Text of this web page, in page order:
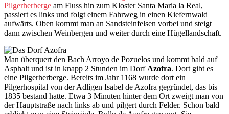
Pilgerherberge am Fluss hin zum Kloster Santa Maria la Real,
passiert es links und folgt einem Fahrweg in einen Kiefernwald
aufwärts. Oben kommt man an Sandsteinfelsen vorbei und steigt
dann zwischen Weinbergen und weiter durch eine Hügellandschaft.
Man überquert den Bach Arroyo de Pozuelos und kommt bald auf
Asphalt und ist in knapp 2 Stunden im Dorf Azofra. Dort gibt es
eine Pilgerherberge. Bereits im Jahr 1168 wurde dort ein
Pilgerhospital von der Adligen Isabel de Azofra gegründet, das bis
1835 bestand hatte. Etwa 3 Minuten hinter dem Ort zweigt man von
der Hauptstraße nach links ab und pilgert durch Felder. Schon bald